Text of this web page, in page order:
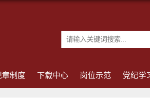
章制度 下载中心 岗位示范 党纪学